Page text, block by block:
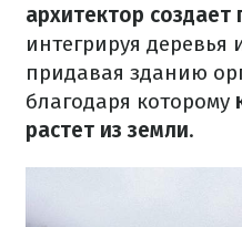
архитектор создает
интегрируя деревья
придавая зданию
благодаря которому
растет из земли.